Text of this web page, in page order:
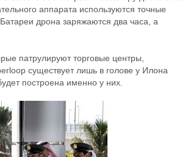
аппарата используются точные
дрона заряжаются два часа, а
патрулируют торговые центры,
существует лишь в голове у Илона
построена именно у них.